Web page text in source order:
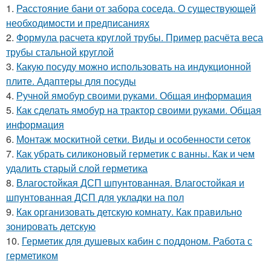
1. Расстояние бани от забора соседа. О существующей
необходимости и предписаниях
2. Формула расчета круглой трубы. Пример расчёта веса
трубы стальной круглой
3. Какую посуду можно использовать на индукционной
плите. Адаптеры для посуды
4. Ручной ямобур своими руками. Общая информация
5. Как сделать ямобур на трактор своими руками. Общая
информация
6. Монтаж москитной сетки. Виды и особенности сеток
7. Как убрать силиконовый герметик с ванны. Как и чем
удалить старый слой герметика
8. Влагостойкая ДСП шпунтованная. Влагостойкая и
шпунтованная ДСП для укладки на пол
9. Как организовать детскую комнату. Как правильно
зонировать детскую
10. Герметик для душевых кабин с поддоном. Работа с
герметиком